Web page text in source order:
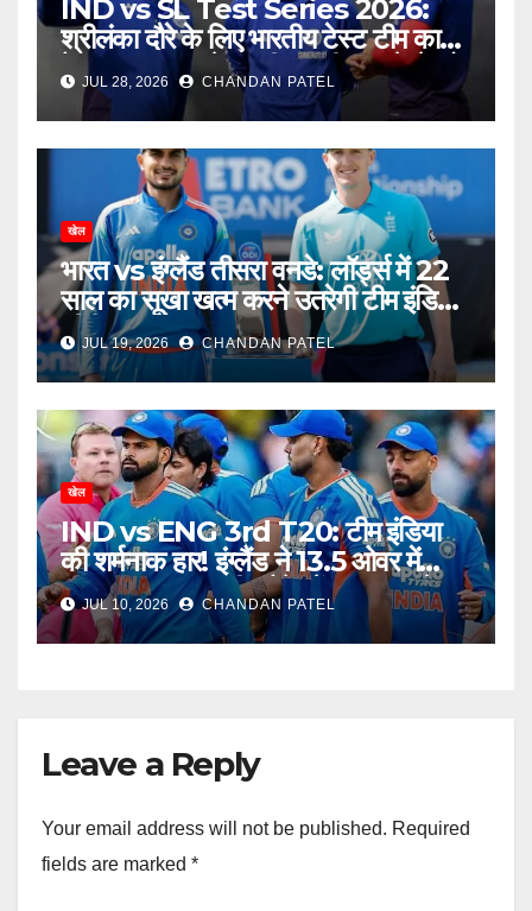
IND vs SL Test Series 2026:
श्रीलंका दौरे के लिए भारतीय टेस्ट टीम का
ऐलान, बुमराह-जडेजा की वापसी, नए चेहरे को
मिला बड़ा मौका
JUL 28, 2026 CHANDAN PATEL
खेल
भारत vs इंग्लैंड तीसरा वनडे: लॉर्ड्स में 22
साल का सूखा खत्म करने उतरेगी टीम इंडिया,
सीरीज का फैसला आज
JUL 19, 2026 CHANDAN PATEL
खेल
IND vs ENG 3rd T20: टीम इंडिया
की शर्मनाक हार! इंग्लैंड ने 13.5 ओवर में
उड़ाया भारत, अब टीम मैनेजमेंट पर उठ रहे
बड़े सवाल
JUL 10, 2026 CHANDAN PATEL
Leave a Reply
Your email address will not be published. Required
fields are marked *